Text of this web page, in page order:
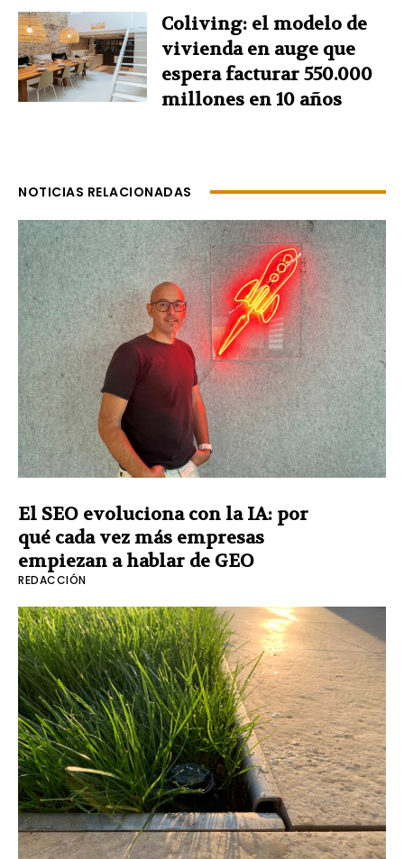
Coliving: el modelo de
vivienda en auge que
espera facturar 550.000
millones en 10 años
NOTICIAS RELACIONADAS
El SEO evoluciona con la IA: por
qué cada vez más empresas
empiezan a hablar de GEO
REDACCIÓN